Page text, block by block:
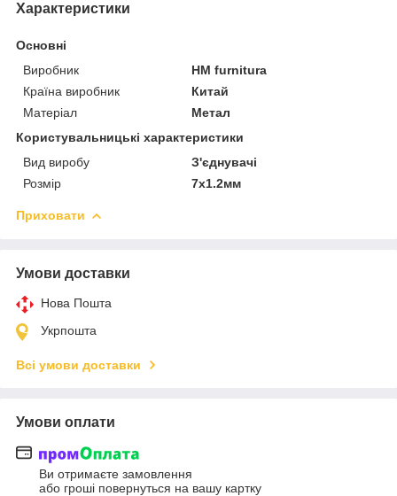
Характеристики
Основні
Виробник
HM furnitura
Країна виробник
Китай
Матеріал
Метал
Користувальницькі характеристики
Вид виробу
З'єднувачі
Розмір
7х1.2мм
Приховати
Умови доставки
Нова Пошта
Укрпошта
Всі умови доставки
Умови оплати
Ви отримаєте замовлення
або гроші повернуться на вашу картку